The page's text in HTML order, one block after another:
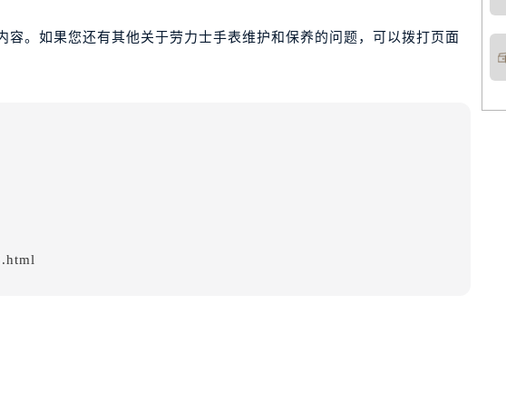
容。如果您还有其他关于劳力士手表维护和保养的问题，可以拨打页面